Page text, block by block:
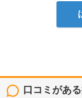
口コミがあ